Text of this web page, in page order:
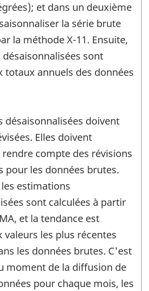
et dans un deuxième
la série brute
la méthode X-11. Ensuite,
désaisonnalisées sont
totaux annuels des données
désaisonnalisées doivent
Elles doivent
compte des révisions
pour les données brutes.
estimations
sont calculées à partir
et la tendance est
valeurs les plus récentes
les données brutes. C'est
moment de la diffusion de
pour chaque mois, les